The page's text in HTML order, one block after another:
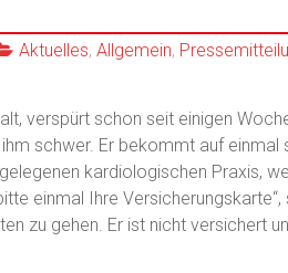
Aktuelles, Allgemein,
verspürt schon seit einigen
schwer. Er bekommt auf einmal
kardiologischen Praxis,
einmal Ihre
zu gehen. Er ist nicht versichert